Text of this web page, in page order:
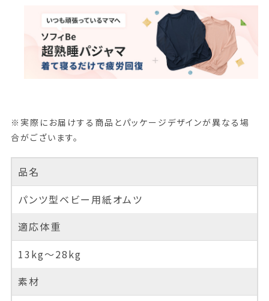
※実際にお届けする商品とパッケージデザインが異なる場
合がございます。
品名
パンツ型ベビー用紙オムツ
適応体重
13kg～28kg
素材